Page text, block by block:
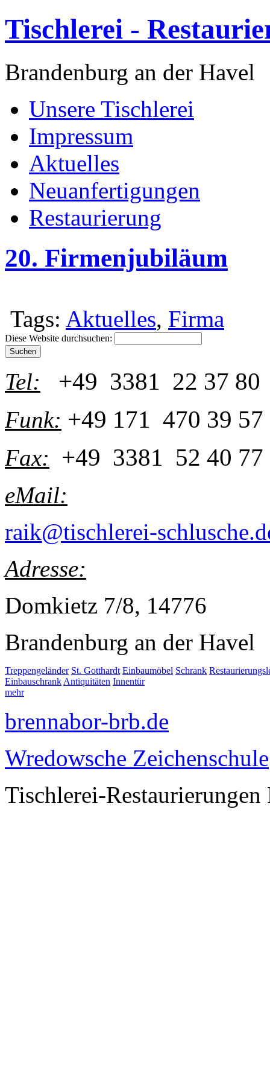
Tischlerei -
Brandenburg an der Havel
Unsere Tischlerei
Impressum
Aktuelles
Neuanfertigungen
Restaurierung
20. Firmenjubiläum
Tags: Aktuelles, Firma
Diese Website durchsuchen:
Tel: +49 3381 22 37 80
Funk: +49 171 470 39 57
Fax: +49 3381 52 40 77
eMail:
raik@tischlerei-
Adresse:
Domkietz 7/8, 14776
Brandenburg an der Havel
Treppengeländer St. Gotthardt Einbaumöbel Schrank
Einbauschrank Antiquitäten Innentür
mehr
brennabor-brb.de
Wredowsche Zeichenschule
Tischlerei-